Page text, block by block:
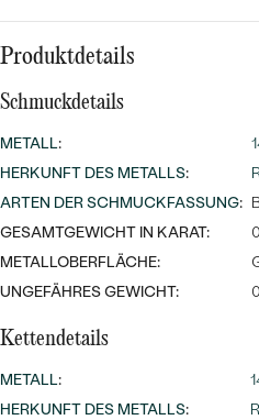
SYMBOLISCH
MINIMALISTISCH
NACH ANLASS
NACH DER FARBE
NACH DER FORM
Ringe
Produktdetails
Schmuckdetails
METALL:
HERKUNFT DES METALLS:
ARTEN DER SCHMUCKFASSUNG:
GESAMTGEWICHT IN KARAT:
METALLOBERFLÄCHE:
UNGEFÄHRES GEWICHT:
Kettendetails
METALL:
HERKUNFT DES METALLS: